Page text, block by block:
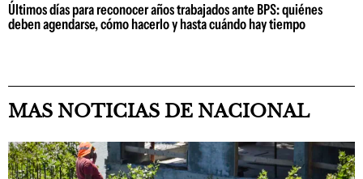
Últimos días para reconocer años trabajados ante BPS: quiénes
deben agendarse, cómo hacerlo y hasta cuándo hay tiempo
MAS NOTICIAS DE NACIONAL